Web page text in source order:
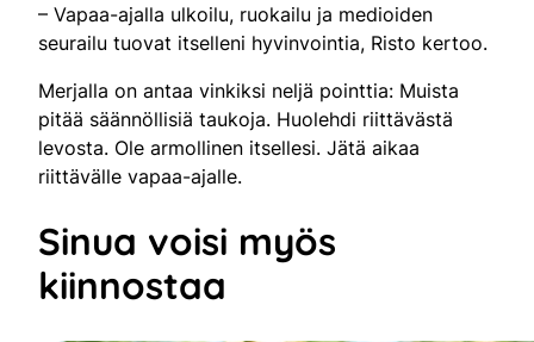
– Vapaa-ajalla ulkoilu, ruokailu ja medioiden
seurailu tuovat itselleni hyvinvointia, Risto kertoo.
Merjalla on antaa vinkiksi neljä pointtia: Muista
pitää säännöllisiä taukoja. Huolehdi riittävästä
levosta. Ole armollinen itsellesi. Jätä aikaa
riittävälle vapaa-ajalle.
Sinua voisi myös
kiinnostaa